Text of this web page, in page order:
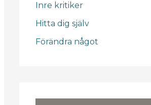
Inre kritiker
Hitta dig själv
Förändra något